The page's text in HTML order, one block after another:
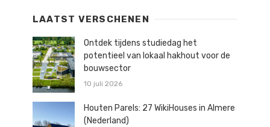
LAATST VERSCHENEN
Ontdek tijdens studiedag het
potentieel van lokaal hakhout voor de
bouwsector
10 juli 2026
Houten Parels: 27 WikiHouses in Almere
(Nederland)